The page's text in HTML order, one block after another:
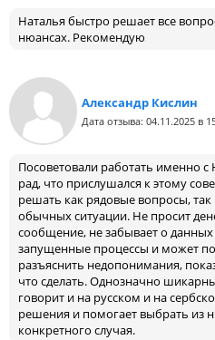
Наталья быстро решает все
нюансах. Рекомендую
Александр Кислин
Дата отзыва: 04.11.2025 в
Посоветовали работать именно с
рад, что прислушался к этому
решать как рядовые вопросы,
обычных ситуации. Не просит
сообщение, не забывает о
запущенные процессы и может
разъяснить недопонимания,
что сделать. Однозначно
говорит и на русском и на
решения и помогает выбрать из
конкретного случая.